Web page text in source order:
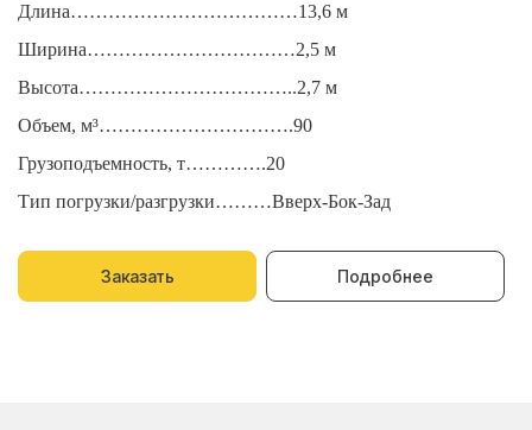
Длина………………………………13,6 м
Ширина……………………………2,5 м
Высота……………………………..2,7 м
Объем, м³………………………….90
Грузоподъемность, т………….20
Тип погрузки/разгрузки………Вверх-Бок-Зад
Заказать Подробнее